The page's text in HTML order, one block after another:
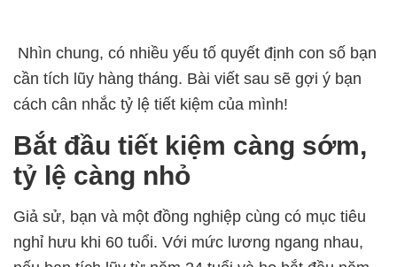
Nhìn chung, có nhiều yếu tố quyết định con số bạn
cần tích lũy hàng tháng. Bài viết sau sẽ gợi ý bạn
cách cân nhắc tỷ lệ tiết kiệm của mình!
Bắt đầu tiết kiệm càng sớm,
tỷ lệ càng nhỏ
Giả sử, bạn và một đồng nghiệp cùng có mục tiêu
nghỉ hưu khi 60 tuổi. Với mức lương ngang nhau,